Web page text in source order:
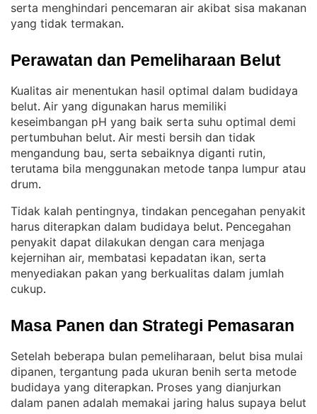
serta menghindari pencemaran air akibat sisa makanan
yang tidak termakan.
Perawatan dan Pemeliharaan Belut
Kualitas air menentukan hasil optimal dalam budidaya
belut. Air yang digunakan harus memiliki
keseimbangan pH yang baik serta suhu optimal demi
pertumbuhan belut. Air mesti bersih dan tidak
mengandung bau, serta sebaiknya diganti rutin,
terutama bila menggunakan metode tanpa lumpur atau
drum.
Tidak kalah pentingnya, tindakan pencegahan penyakit
harus diterapkan dalam budidaya belut. Pencegahan
penyakit dapat dilakukan dengan cara menjaga
kejernihan air, membatasi kepadatan ikan, serta
menyediakan pakan yang berkualitas dalam jumlah
cukup.
Masa Panen dan Strategi Pemasaran
Setelah beberapa bulan pemeliharaan, belut bisa mulai
dipanen, tergantung pada ukuran benih serta metode
budidaya yang diterapkan. Proses yang dianjurkan
dalam panen adalah memakai jaring halus supaya belut